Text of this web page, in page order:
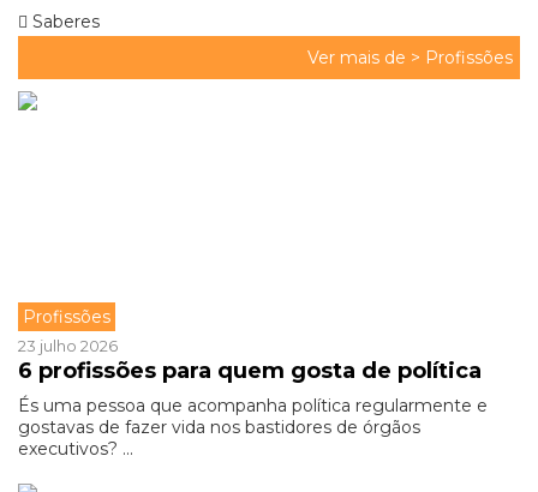
Saberes
Ver mais de > Profissões
Profissões
23 julho 2026
6 profissões para quem gosta de política
És uma pessoa que acompanha política regularmente e
gostavas de fazer vida nos bastidores de órgãos
executivos? ...